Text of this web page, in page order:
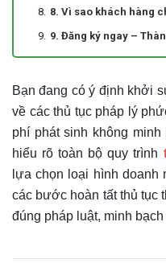
8. Vì sao khách hàng
9. Đăng ký ngay –
Bạn đang có ý định khởi
về các thủ tục pháp lý
phí phát sinh không
hiểu rõ toàn bộ quy trình
lựa chọn loại hình doanh
các bước hoàn tất thủ tục
đúng pháp luật, minh